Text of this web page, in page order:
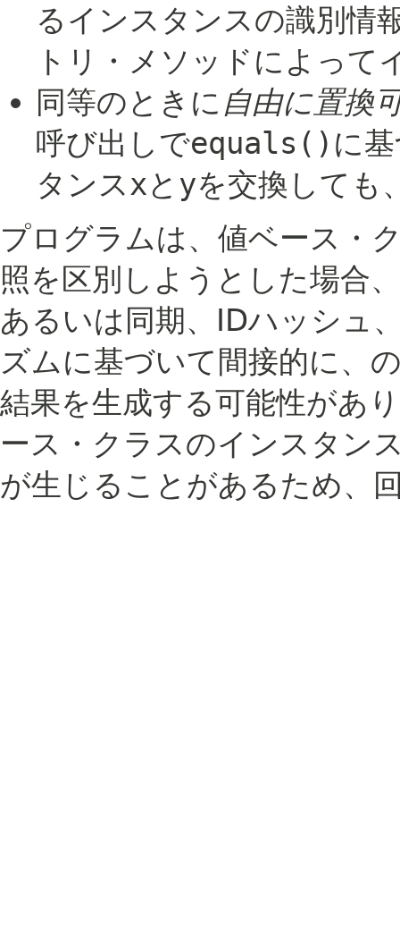
るインスタンスの識別情
トリ・メソッドによって
同等のときに 自由に置換
呼び出しでequals() に
タンスxと yを交換しても
プログラムは、値ベース・
照を区別しようとした場合
あるいは同期、IDハッシュ
ズムに基づいて間接的に、
結果を生成する可能性があ
ース・クラスのインスタン
が生じることがあるため、